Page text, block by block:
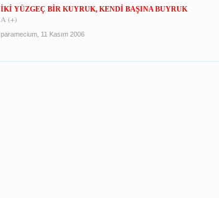
İKİ YÜZGEÇ BİR KUYRUK, KENDİ BAŞINA BUYRUK
A (+)
paramecium 11 Kasım 2006